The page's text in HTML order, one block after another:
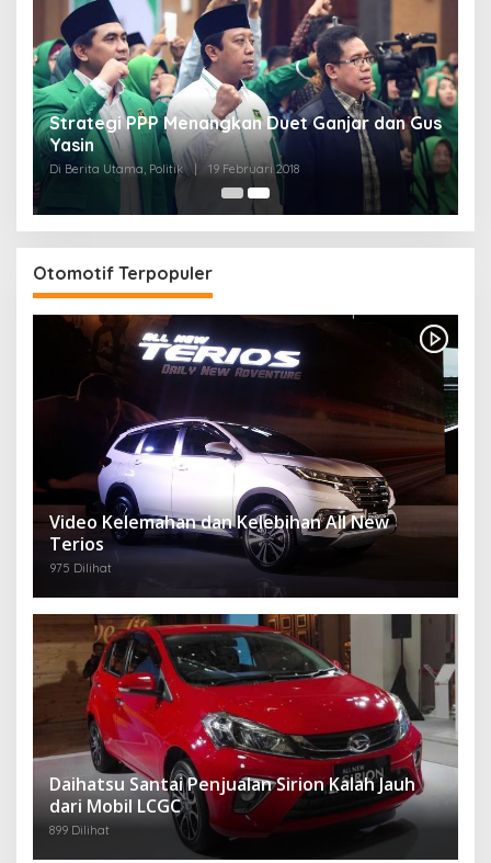
Strategi PPP Menangkan Duet Ganjar dan Gus
Yasin
Di Berita Utama, Politik | 19 Februari 2018
Otomotif Terpopuler
Video Kelemahan dan Kelebihan All New
Terios
975 Dilihat
Daihatsu Santai Penjualan Sirion Kalah Jauh
dari Mobil LCGC
899 Dilihat